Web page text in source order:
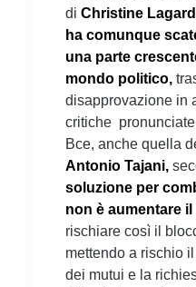
di Christine
ha comunque
una parte
mondo politico,
disapprovazione in
critiche
Bce, anche quella
Antonio Tajani,
soluzione per
non è aumentare
rischiare così il
mettendo a rischio
dei mutui e la